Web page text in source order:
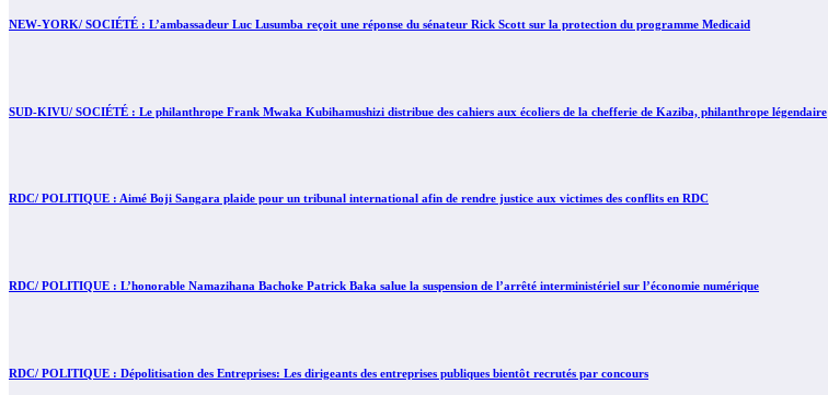
NEW-YORK/ SOCIÉTÉ : L’ambassadeur Luc Lusumba reçoit une réponse du sénateur Rick Scott sur la protection du programme Medicaid
SUD-KIVU/ SOCIÉTÉ : Le philanthrope Frank Mwaka Kubihamushizi distribue des cahiers aux écoliers de la chefferie de Kaziba, philanthrope légendaire
RDC/ POLITIQUE : Aimé Boji Sangara plaide pour un tribunal international afin de rendre justice aux victimes des conflits en RDC
RDC/ POLITIQUE : L’honorable Namazihana Bachoke Patrick Baka salue la suspension de l’arrêté interministériel sur l’économie numérique
RDC/ POLITIQUE : Dépolitisation des Entreprises: Les dirigeants des entreprises publiques bientôt recrutés par concours